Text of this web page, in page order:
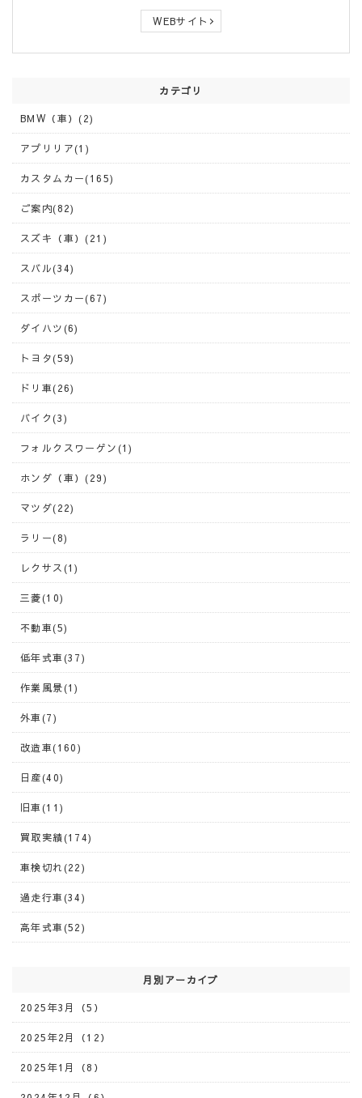
WEBサイト
カテゴリ
BMW（車）(2)
アプリリア(1)
カスタムカー(165)
ご案内(82)
スズキ（車）(21)
スバル(34)
スポーツカー(67)
ダイハツ(6)
トヨタ(59)
ドリ車(26)
バイク(3)
フォルクスワーゲン(1)
ホンダ（車）(29)
マツダ(22)
ラリー(8)
レクサス(1)
三菱(10)
不動車(5)
低年式車(37)
作業風景(1)
外車(7)
改造車(160)
日産(40)
旧車(11)
買取実績(174)
車検切れ(22)
過走行車(34)
高年式車(52)
月別アーカイブ
2025年3月（5）
2025年2月（12）
2025年1月（8）